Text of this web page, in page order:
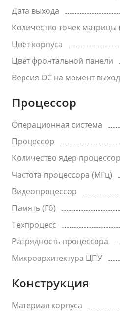
Дата выхода
Количество точек матрицы
Цвет корпуса
Цвет фронтальной панели
Версия ОС на момент
Процессор
Операционная система
Процессор
Количество ядер
Частота процессора (МГц)
Видеопроцессор
Память (Гб)
Техпроцесс
Разрядность процессора
Микроархитектура ЦПУ
Конструкция
Материал корпуса